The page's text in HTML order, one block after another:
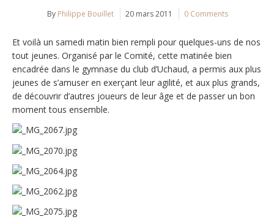
By Philippe Bouillet 20 mars 2011 0 Comments
Et voilà un samedi matin bien rempli pour quelques-uns de nos
tout jeunes. Organisé par le Comité, cette matinée bien
encadrée dans le gymnase du club d’Uchaud, a permis aux plus
jeunes de s’amuser en exerçant leur agilité, et aux plus grands,
de découvrir d’autres joueurs de leur âge et de passer un bon
moment tous ensemble.